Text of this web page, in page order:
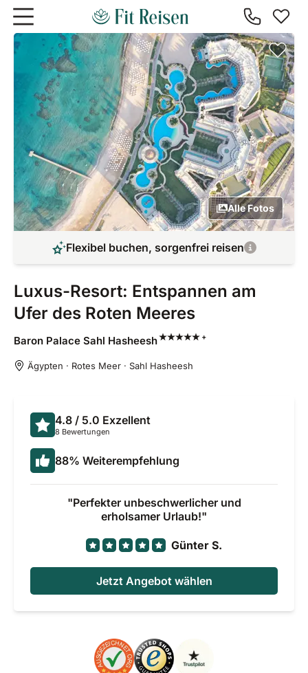
Zum Hauptinhalt springen
Alle Fotos
Flexibel buchen, sorgenfrei reisen
Luxus-Resort: Entspannen am
Ufer des Roten Meeres
Baron Palace Sahl Hasheesh +
Ägypten · Rotes Meer · Sahl Hasheesh
4.8 / 5.0 Exzellent
8 Bewertungen
88% Weiterempfehlung
Perfekter unbeschwerlicher und
erholsamer Urlaub!
Günter S.
Jetzt Angebot wählen